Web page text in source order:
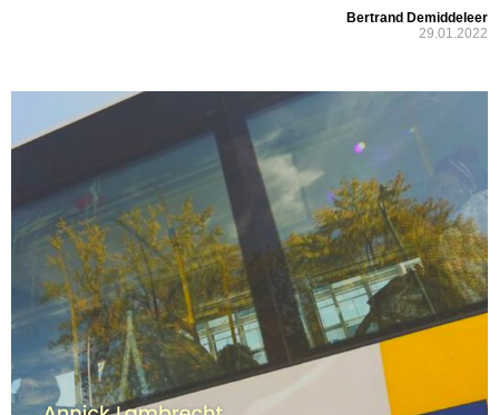
Bertrand Demiddeleer
29.01.2022